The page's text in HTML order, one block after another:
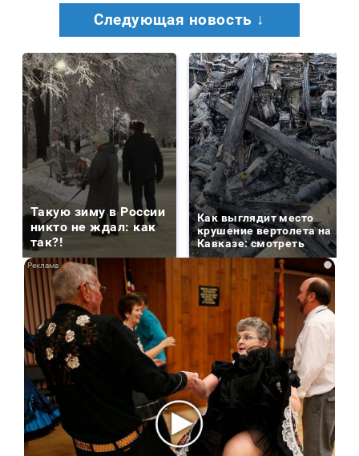
Следующая новость ↓
Такую зиму в России
никто не ждал: как
так?!
Как выглядит место
крушение вертолета на
Кавказе: смотреть
i